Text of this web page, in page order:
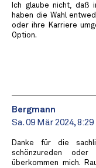
Ich glaube nicht, daß
haben die Wahl
oder ihre Karriere
Option.
Bergmann
Sa. 09 Mär 2024, 8:29
Danke für die
schönzureden
überkommen mich.